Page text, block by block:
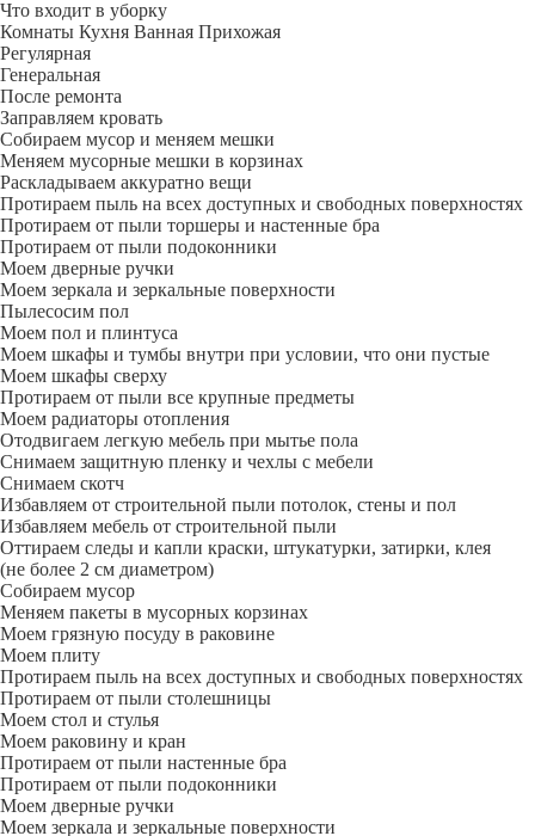
Что входит в уборку
Регу­лярная
Гене­ральная
После ремонта
Заправляем кровать
Собираем мусор и меняем мешки
Меняем мусорные мешки в корзинах
Раскладываем аккуратно вещи
Протираем пыль на всех доступных и свободных поверхностях
Протираем от пыли торшеры и настенные бра
Протираем от пыли подоконники
Моем дверные ручки
Моем зеркала и зеркальные поверхности
Пылесосим пол
Моем пол и плинтуса
Моем шкафы и тумбы внутри при условии, что они пустые
Моем шкафы сверху
Протираем от пыли все крупные предметы
Моем радиаторы отопления
Отодвигаем легкую мебель при мытье пола
Снимаем защитную пленку и чехлы с мебели
Снимаем скотч
Избавляем от строительной пыли потолок, стены и пол
Избавляем мебель от строительной пыли
Оттираем следы и капли краски, штукатурки, затирки, клея
(не более 2 см диаметром)
Собираем мусор
Меняем пакеты в мусорных корзинах
Моем грязную посуду в раковине
Моем плиту
Протираем пыль на всех доступных и свободных поверхностях
Протираем от пыли столешницы
Моем стол и стулья
Моем раковину и кран
Протираем от пыли настенные бра
Протираем от пыли подоконники
Моем дверные ручки
Моем зеркала и зеркальные поверхности